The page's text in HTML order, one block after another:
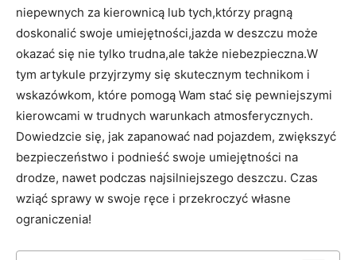
niepewnych‌ za ⁢kierownicą lub tych,którzy pragną
doskonalić‌ swoje umiejętności,jazda w deszczu może
okazać się nie tylko ⁢trudna,ale także niebezpieczna.W
tym artykule ⁢przyjrzymy się skutecznym ⁣technikom i
wskazówkom, które pomogą Wam stać się pewniejszymi
‌kierowcami⁢ w trudnych warunkach atmosferycznych.
Dowiedzcie się, jak zapanować nad ⁤pojazdem, zwiększyć
bezpieczeństwo i podnieść swoje umiejętności na
drodze,⁤ nawet podczas najsilniejszego deszczu. Czas
wziąć sprawy w ⁢swoje ręce i przekroczyć własne
ograniczenia!